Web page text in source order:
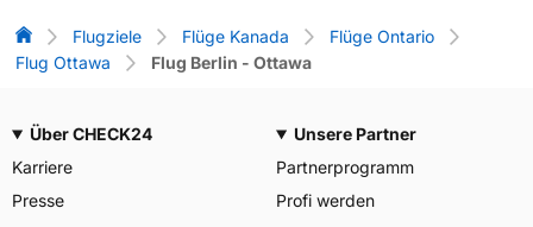
Flug-Vergleich
Flugziele Flüge Kanada
Flüge Ontario
Flug Ottawa
Flug Berlin - Ottawa
Über CHECK24
Karriere
Presse
Unsere Partner
Partnerprogramm
Profi werden